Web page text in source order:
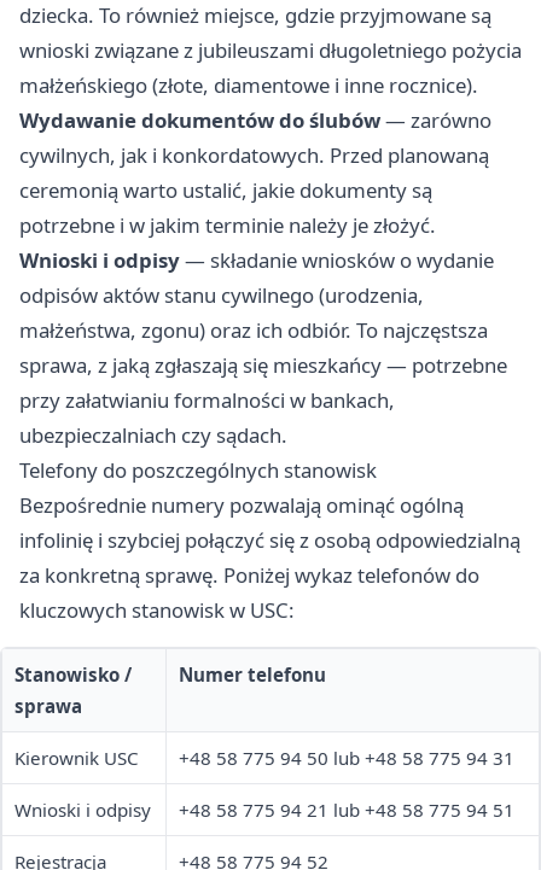
dziecka. To również miejsce, gdzie przyjmowane są
wnioski związane z jubileuszami długoletniego pożycia
małżeńskiego (złote, diamentowe i inne rocznice).
Wydawanie dokumentów do ślubów— zarówno
cywilnych, jak i konkordatowych. Przed planowaną
ceremonią warto ustalić, jakie dokumenty są
potrzebne i w jakim terminie należy je złożyć.
Wnioski i odpisy— składanie wniosków o wydanie
odpisów aktów stanu cywilnego (urodzenia,
małżeństwa, zgonu) oraz ich odbiór. To najczęstsza
sprawa, z jaką zgłaszają się mieszkańcy — potrzebne
przy załatwianiu formalności w bankach,
ubezpieczalniach czy sądach.
Telefony do poszczególnych stanowisk
Bezpośrednie numery pozwalają ominąć ogólną
infolinię i szybciej połączyć się z osobą odpowiedzialną
za konkretną sprawę. Poniżej wykaz telefonów do
kluczowych stanowisk w USC:
Stanowisko /
sprawa
Numer telefonu
Kierownik USC +48 58 775 94 50 lub +48 58 775 94 31
Wnioski i odpisy +48 58 775 94 21 lub +48 58 775 94 51
Rejestracja +48 58 775 94 52